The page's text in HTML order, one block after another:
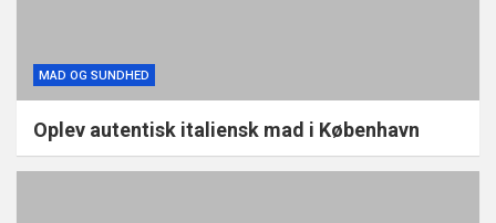
MAD OG SUNDHED
Oplev autentisk italiensk mad i København